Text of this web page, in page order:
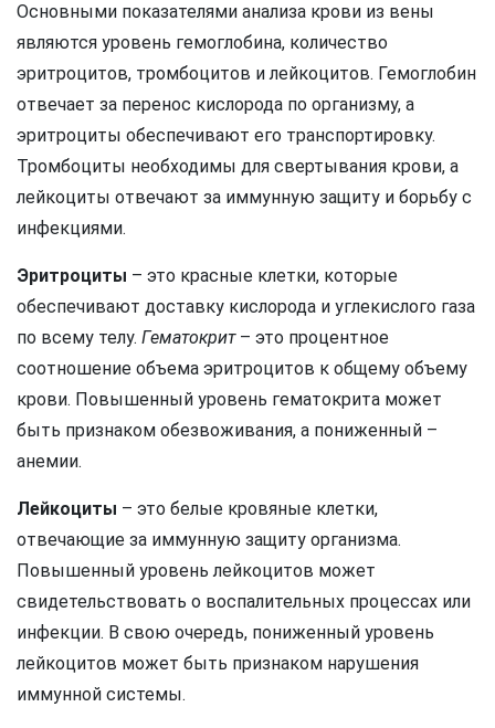
Основными показателями анализа крови из вены
являются уровень гемоглобина, количество
эритроцитов, тромбоцитов и лейкоцитов. Гемоглобин
отвечает за перенос кислорода по организму, а
эритроциты обеспечивают его транспортировку.
Тромбоциты необходимы для свертывания крови, а
лейкоциты отвечают за иммунную защиту и борьбу с
инфекциями.
Эритроциты – это красные клетки, которые
обеспечивают доставку кислорода и углекислого газа
по всему телу. Гематокрит– это процентное
соотношение объема эритроцитов к общему объему
крови. Повышенный уровень гематокрита может
быть признаком обезвоживания, а пониженный –
анемии.
Лейкоциты – это белые кровяные клетки,
отвечающие за иммунную защиту организма.
Повышенный уровень лейкоцитов может
свидетельствовать о воспалительных процессах или
инфекции. В свою очередь, пониженный уровень
лейкоцитов может быть признаком нарушения
иммунной системы.